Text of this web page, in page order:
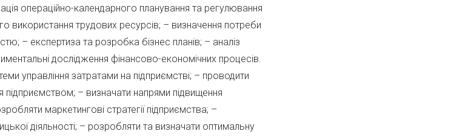
операційно-календарного планування та регулювання
використання трудових ресурсів; – визначення потреби
– експертиза та розробка бізнес планів; – аналіз
дослідження фінансово-економічних процесів.
управління затратами на підприємстві; – проводити
підприємством; – визначати напрями підвищення
маркетингові стратегії підприємства; –
діяльності; – розробляти та визначати оптимальну